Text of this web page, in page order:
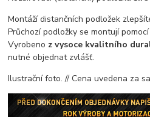
Montáží distančních podložek
Průchozí podložky se montují
Vyrobeno z vysoce kvalitního
nutné objednat zvlášť.
Ilustrační foto. // Cena uvedena za